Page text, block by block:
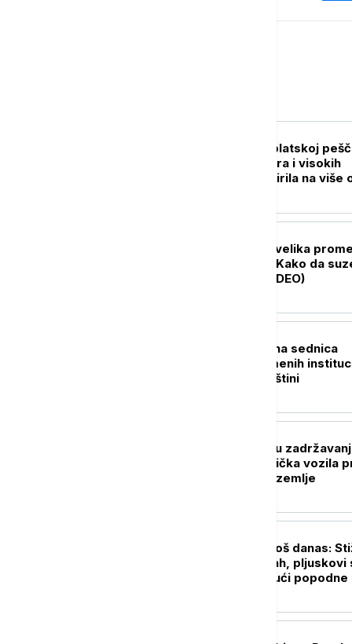
Novi požar u Deliblatskoj
Vatra se zbog vetra i visokih
temperatura proširila na više
Polazak u vrtić je velika
za celu porodicu: Kako da
traju što kraće (VIDEO)
Danas konstitutivna sednica
skupštine privremenih
samouprave u Prištini
AMSS: Na Horgošu
45 minuta za putnička vozila
ulasku i izlasku iz zemlje
Tropske vrućine još danas:
kratkotrajni predah, pljuskovi
grmljavinom mogući popodne